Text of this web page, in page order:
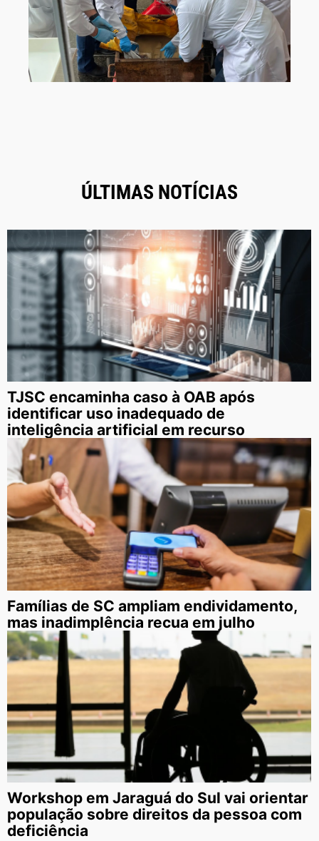
ÚLTIMAS NOTÍCIAS
TJSC encaminha caso à OAB após
identificar uso inadequado de
inteligência artificial em recurso
Famílias de SC ampliam endividamento,
mas inadimplência recua em julho
Workshop em Jaraguá do Sul vai orientar
população sobre direitos da pessoa com
deficiência